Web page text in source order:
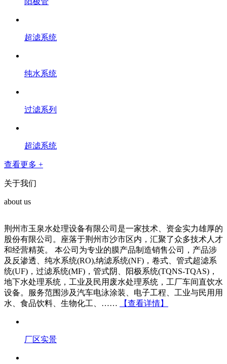
超滤系统
纯水系统
过滤系列
超滤系统
查看更多 +
关于我们
about us
荆州市玉泉水处理设备有限公司是一家技术、资金实力雄厚的
股份有限公司。座落于荆州市沙市区内，汇聚了众多技术人才
和经营精英。 本公司为专业的膜产品制造销售公司，产品涉
及反渗透、纯水系统(RO),纳滤系统(NF)，卷式、管式超滤系
统(UF)，过滤系统(MF)，管式阴、阳极系统(TQNS-TQAS)，
地下水处理系统，工业及民用废水处理系统，工厂车间直饮水
设备。服务范围涉及汽车电泳涂装、电子工程、工业与民用用
水、食品饮料、生物化工、……
【查看详情】
厂区实景